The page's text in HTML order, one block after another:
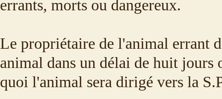
errants, morts ou dangereux.
Le propriétaire de l'animal errant
animal dans un délai de huit jours
quoi l'animal sera dirigé vers la